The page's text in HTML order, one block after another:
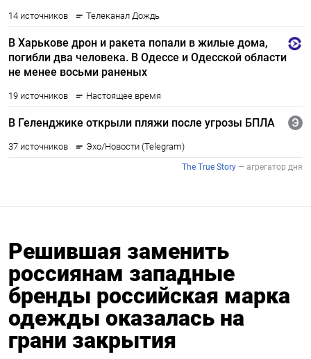
Решившая заменить
россиянам западные
бренды российская марка
одежды оказалась на
грани закрытия